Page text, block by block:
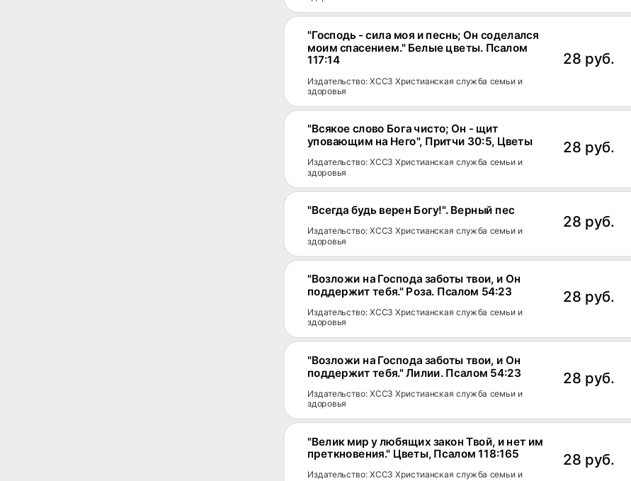
"Господь - сила моя и песнь; Он соделался
моим спасением." Белые цветы. Псалом
117:14
Издательство: ХССЗ Христианская служба семьи и
здоровья
28 руб.
"Всякое слово Бога чисто; Он - щит
уповающим на Него", Притчи 30:5, Цветы
Издательство: ХССЗ Христианская служба семьи и
здоровья
28 руб.
"Всегда будь верен Богу!". Верный пес
Издательство: ХССЗ Христианская служба семьи и
здоровья
28 руб.
"Возложи на Господа заботы твои, и Он
поддержит тебя." Роза. Псалом 54:23
Издательство: ХССЗ Христианская служба семьи и
здоровья
28 руб.
"Возложи на Господа заботы твои, и Он
поддержит тебя." Лилии. Псалом 54:23
Издательство: ХССЗ Христианская служба семьи и
здоровья
28 руб.
"Велик мир у любящих закон Твой, и нет им
преткновения." Цветы, Псалом 118:165
Издательство: ХССЗ Христианская служба семьи и
28 руб.